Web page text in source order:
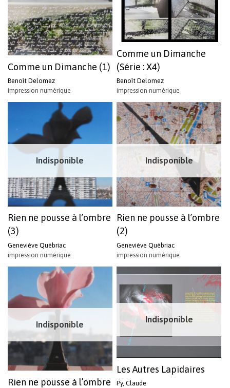
Votre panier est vide.
Revenir à l'Artotek
Comme un Dimanche (1)
Benoît Delomez
impression numérique
Comme un Dimanche
(Série : X4)
Benoît Delomez
impression numérique
Indisponible
Rien ne pousse à l’ombre
(3)
Geneviève Québriac
impression numérique
Indisponible
Rien ne pousse à l’ombre
(2)
Geneviève Québriac
impression numérique
Indisponible
Rien ne pousse à l’ombre
Indisponible
Les Autres Lapidaires
Py, Claude